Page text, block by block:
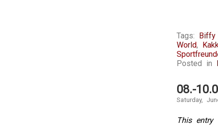
Tags: Biffy
World,
Posted in
08.-
Saturday,
This entry